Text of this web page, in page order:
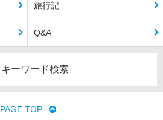
旅行記
Q&A
キーワード検索
PAGE TOP